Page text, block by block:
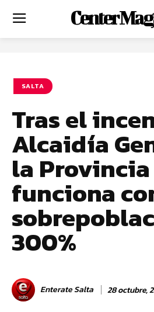
Center
SALTA
Tras el
Alcaidía
la Provincia
funciona
300%
Enterate Salta 28 octubre,